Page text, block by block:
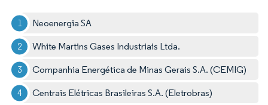
Neoenergia SA
White Martins Gases Industriais Ltda.
Companhia Energética de Minas Gerais S.A. (CEMIG)
Centrais Elétricas Brasileiras S.A. (Eletrobras)